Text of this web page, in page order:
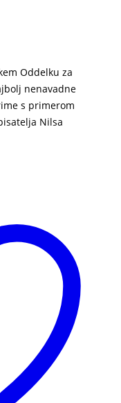
Oddelku za
nenavadne
s primerom
Nilsa